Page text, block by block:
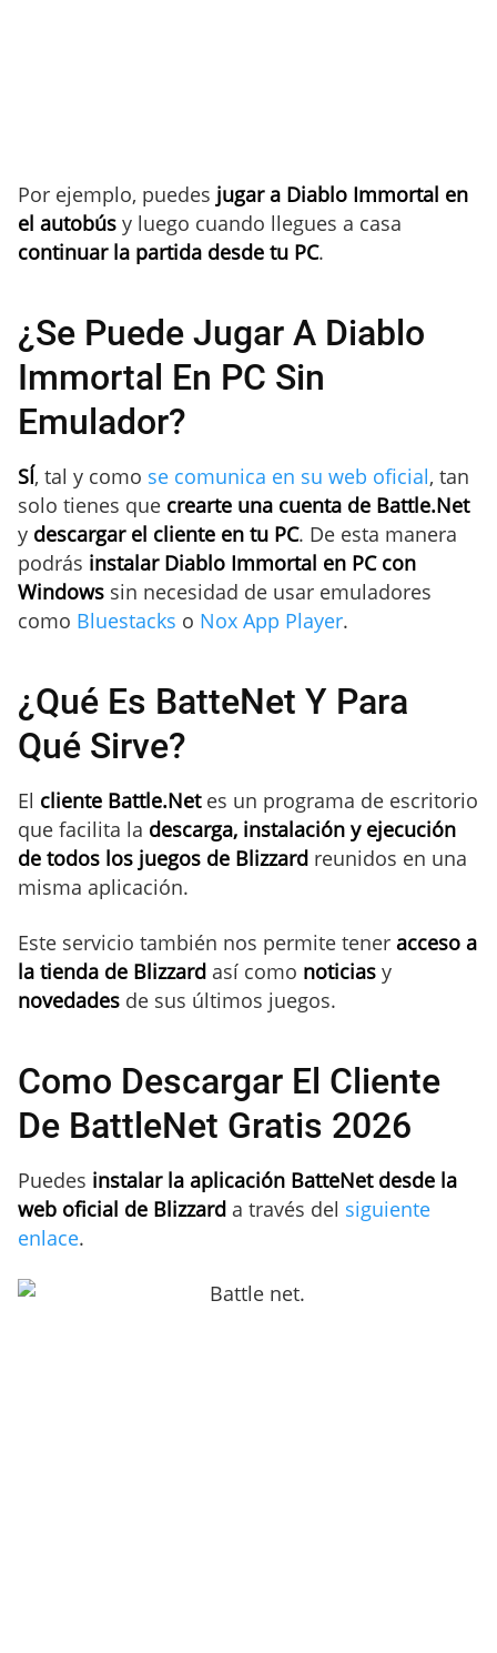
Por ejemplo, puedes jugar a Diablo Immortal en
el autobús y luego cuando llegues a casa
continuar la partida desde tu PC.
¿Se Puede Jugar A Diablo
Immortal En PC Sin
Emulador?
SÍ, tal y como se comunica en su web oficial, tan
solo tienes que crearte una cuenta de Battle.Net
y descargar el cliente en tu PC. De esta manera
podrás instalar Diablo Immortal en PC con
Windows sin necesidad de usar emuladores
como Bluestacks o Nox App Player.
¿Qué Es BatteNet Y Para
Qué Sirve?
El cliente Battle.Netes un programa de escritorio
que facilita la descarga, instalación y ejecución
de todos los juegos de Blizzard reunidos en una
misma aplicación.
Este servicio también nos permite tener acceso a
la tienda de Blizzard así como noticias y
novedades de sus últimos juegos.
Como Descargar El Cliente
De BattleNet Gratis 2026
Puedes instalar la aplicación BatteNet desde la
web oficial de Blizzard a través del siguiente
enlace.